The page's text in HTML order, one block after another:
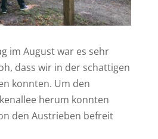
im August war es sehr
dass wir in der schattigen
konnten. Um den
herum konnten
den Austrieben befreit